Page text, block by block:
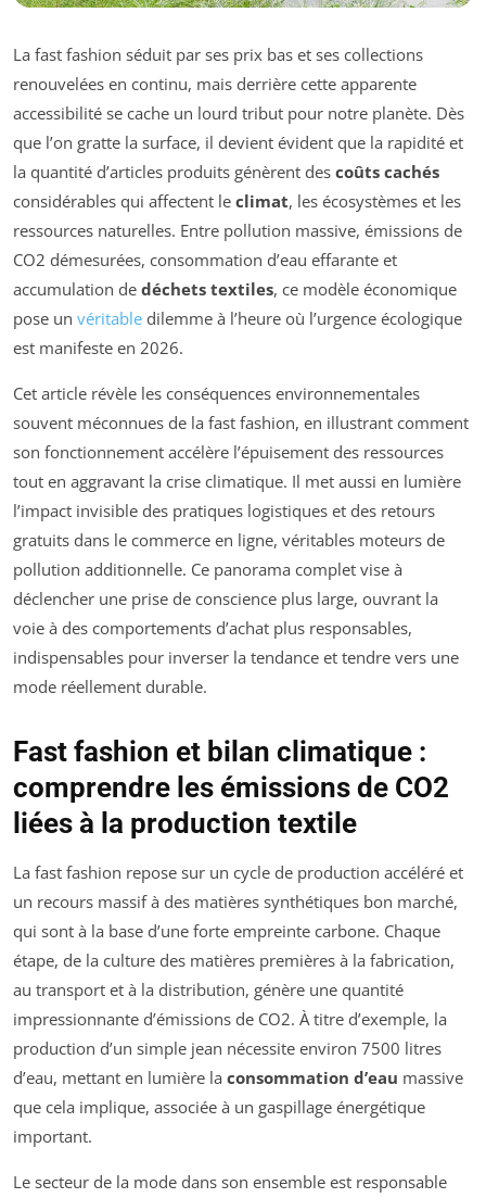
La fast fashion séduit par ses prix bas et ses collections
renouvelées en continu, mais derrière cette apparente
accessibilité se cache un lourd tribut pour notre planète. Dès
que l’on gratte la surface, il devient évident que la rapidité et
la quantité d’articles produits génèrent des coûts cachés
considérables qui affectent le climat, les écosystèmes et les
ressources naturelles. Entre pollution massive, émissions de
CO2 démesurées, consommation d’eau effarante et
accumulation de déchets textiles, ce modèle économique
pose un véritable dilemme à l’heure où l’urgence écologique
est manifeste en 2026.
Cet article révèle les conséquences environnementales
souvent méconnues de la fast fashion, en illustrant comment
son fonctionnement accélère l’épuisement des ressources
tout en aggravant la crise climatique. Il met aussi en lumière
l’impact invisible des pratiques logistiques et des retours
gratuits dans le commerce en ligne, véritables moteurs de
pollution additionnelle. Ce panorama complet vise à
déclencher une prise de conscience plus large, ouvrant la
voie à des comportements d’achat plus responsables,
indispensables pour inverser la tendance et tendre vers une
mode réellement durable.
Fast fashion et bilan climatique :
comprendre les émissions de CO2
liées à la production textile
La fast fashion repose sur un cycle de production accéléré et
un recours massif à des matières synthétiques bon marché,
qui sont à la base d’une forte empreinte carbone. Chaque
étape, de la culture des matières premières à la fabrication,
au transport et à la distribution, génère une quantité
impressionnante d’émissions de CO2. À titre d’exemple, la
production d’un simple jean nécessite environ 7500 litres
d’eau, mettant en lumière la consommation d’eau massive
que cela implique, associée à un gaspillage énergétique
important.
Le secteur de la mode dans son ensemble est responsable